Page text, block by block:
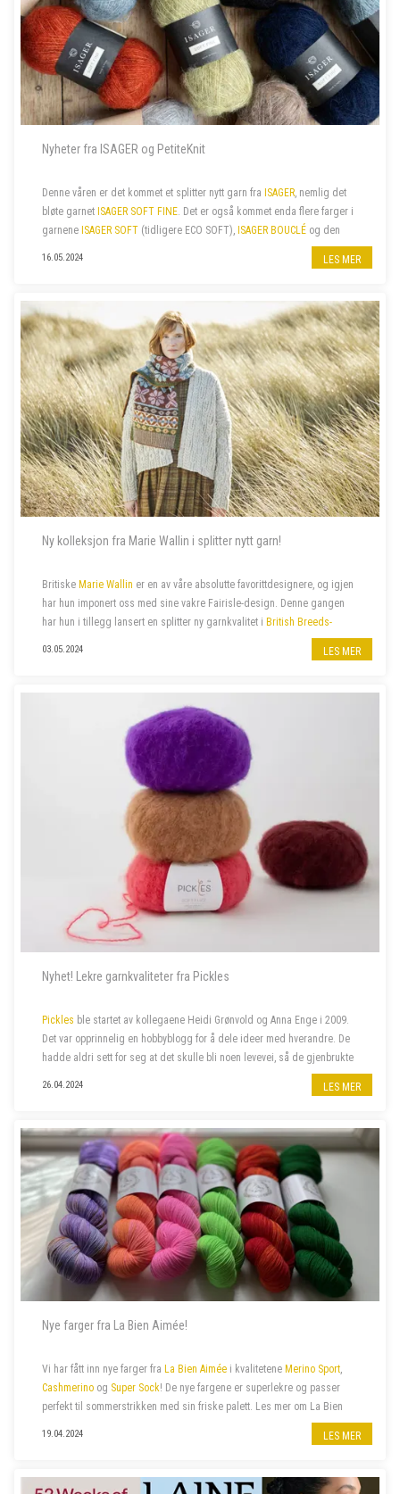
Nyheter fra ISAGER og PetiteKnit
Denne våren er det kommet et splitter nytt garn fra ISAGER, nemlig det
bløte garnet ISAGER SOFT FINE. Det er også kommet enda flere farger i
garnene ISAGER SOFT (tidligere ECO SOFT), ISAGER BOUCLÉ og den
. I tillegg har vi nylig fått...
16.05.2024 LES MER
Ny kolleksjon fra Marie Wallin i splitter nytt garn!
Britiske Marie Wallin er en av våre absolutte favorittdesignere, og igjen
har hun imponert oss med sine vakre Fairisle-design. Denne gangen
har hun i tillegg lansert en splitter ny garnkvalitet i British Breeds-
, er
03.05.2024 LES MER
Nyhet! Lekre garnkvaliteter fra Pickles
Pickles ble startet av kollegaene Heidi Grønvold og Anna Enge i 2009.
Det var opprinnelig en hobbyblogg for å dele ideer med hverandre. De
hadde aldri sett for seg at det skulle bli noen levevei, så de gjenbrukte
domenenavnet Heidi hadde liggende fra et annet prosjekt, nemlig
26.04.2024 LES MER
Nye farger fra La Bien Aimée!
Vi har fått inn nye farger fra La Bien Aimée i kvalitetene Merino Sport,
Cashmerino og Super Sock! De nye fargene er superlekre og passer
perfekt til sommerstrikken med sin friske palett. Les mer om La Bien
19.04.2024 LES MER